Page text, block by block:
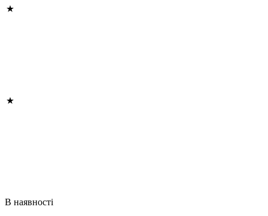
В наявності